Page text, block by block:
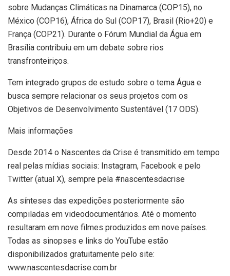
sobre Mudanças Climáticas na Dinamarca (COP15), no
México (COP16), África do Sul (COP17), Brasil (Rio+20) e
França (COP21). Durante o Fórum Mundial da Água em
Brasília contribuiu em um debate sobre rios
transfronteiriços.
Tem integrado grupos de estudo sobre o tema Água e
busca sempre relacionar os seus projetos com os
Objetivos de Desenvolvimento Sustentável (17 ODS).
Mais informações
Desde 2014 o Nascentes da Crise é transmitido em tempo
real pelas mídias sociais: Instagram, Facebook e pelo
Twitter (atual X), sempre pela #nascentesdacrise
As sínteses das expedições posteriormente são
compiladas em videodocumentários. Até o momento
resultaram em nove filmes produzidos em nove países.
Todas as sinopses e links do YouTube estão
disponibilizados gratuitamente pelo site:
www.nascentesdacrise.com.br